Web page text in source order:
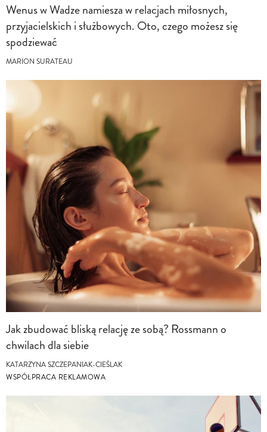
Wenus w Wadze namiesza w relacjach miłosnych,
przyjacielskich i służbowych. Oto, czego możesz się
spodziewać
MARION SURATEAU
Jak zbudować bliską relację ze sobą? Rossmann o
chwilach dla siebie
KATARZYNA SZCZEPANIAK-CIEŚLAK
WSPÓŁPRACA REKLAMOWA